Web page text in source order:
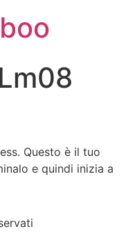
Questo è il tuo
e quindi inizia a